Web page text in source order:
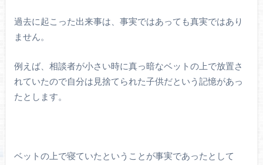
過去に起こった出来事は、事実ではあっても真実ではあり
ません。
例えば、相談者が小さい時に真っ暗なベットの上で放置さ
れていたので自分は見捨てられた子供だという記憶があっ
たとします。
ベットの上で寝ていたということが事実であったとして